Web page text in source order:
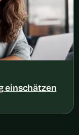
einschätzen